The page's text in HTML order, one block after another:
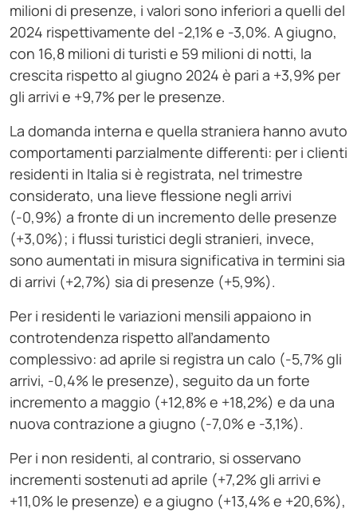
milioni di presenze, i valori sono inferiori a quelli del
2024 rispettivamente del -2,1% e -3,0%. A giugno,
con 16,8 milioni di turisti e 59 milioni di notti, la
crescita rispetto al giugno 2024 è pari a +3,9% per
gli arrivi e +9,7% per le presenze.
La domanda interna e quella straniera hanno avuto
comportamenti parzialmente differenti: per i clienti
residenti in Italia si è registrata, nel trimestre
considerato, una lieve flessione negli arrivi
(-0,9%) a fronte di un incremento delle presenze
(+3,0%); i flussi turistici degli stranieri, invece,
sono aumentati in misura significativa in termini sia
di arrivi (+2,7%) sia di presenze (+5,9%).
Per i residenti le variazioni mensili appaiono in
controtendenza rispetto all’andamento
complessivo: ad aprile si registra un calo (-5,7% gli
arrivi, -0,4% le presenze), seguito da un forte
incremento a maggio (+12,8% e +18,2%) e da una
nuova contrazione a giugno (-7,0% e -3,1%).
Per i non residenti, al contrario, si osservano
incrementi sostenuti ad aprile (+7,2% gli arrivi e
+11,0% le presenze) e a giugno (+13,4% e +20,6%),